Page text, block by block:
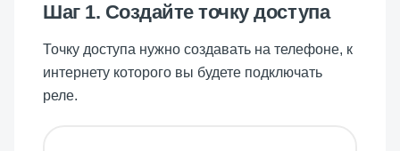
Шаг 1. Создайте точку доступа
Точку доступа нужно создавать на телефоне, к
интернету которого вы будете подключать
реле.